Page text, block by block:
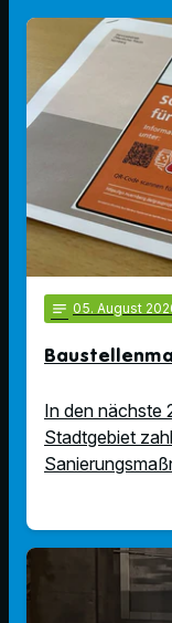
notes 05. August
In den nächste
Stadtgebiet